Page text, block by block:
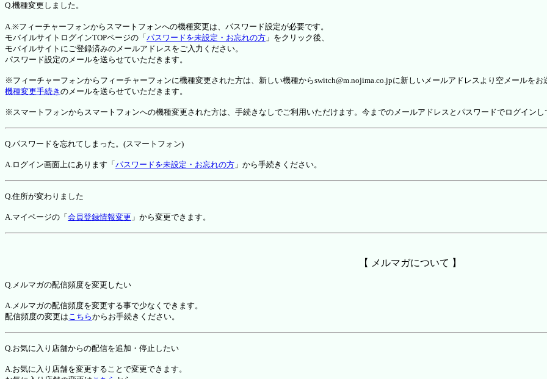
Q.機種変更しました。
A.※フィーチャーフォンからスマートフォンへの機種変更は、パスワード設定が必要です。
モバイルサイトログインTOPページの「 パスワードを未設定・お忘れの方 」をクリック後、
モバイルサイトにご登録済みのメールアドレスをご入力ください。
パスワード設定のメールを送らせていただきます。
※フィーチャーフォンからフィーチャーフォンに機種変更された方は、新しい機種からswitch@m.nojima.co.jpに新しいメールアドレスより空メールをお
機種変更手続き のメールを送らせていただきます。
※スマートフォンからスマートフォンへの機種変更された方は、手続きなしでご利用いただけます。今までのメールアドレスとパスワードでログインし
Q.パスワードを忘れてしまった。(スマートフォン)
A.ログイン画面上にあります「 パスワードを未設定・お忘れの方 」から手続きください。
Q.住所が変わりました
A.マイページの「 会員登録情報変更 」から変更できます。
【 メルマガについて 】
Q.メルマガの配信頻度を変更したい
A.メルマガの配信頻度を変更する事で少なくできます。
配信頻度の変更はこちらからお手続きください。
Q.お気に入り店舗からの配信を追加・停止したい
A.お気に入り店舗を変更することで変更できます。